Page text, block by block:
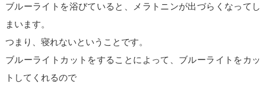
ブルーライトを浴びていると、メラトニンが出づらくなってし
まいます。
つまり、寝れないということです。
ブルーライトカットをすることによって、ブルーライトをカッ
トしてくれるので